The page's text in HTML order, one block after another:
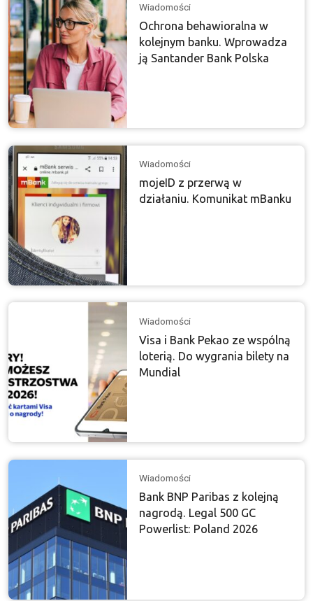
Wiadomości
Ochrona behawioralna w
kolejnym banku. Wprowadza
ją Santander Bank Polska
Wiadomości
mojeID z przerwą w
działaniu. Komunikat mBanku
Wiadomości
Visa i Bank Pekao ze wspólną
loterią. Do wygrania bilety na
Mundial
Wiadomości
Bank BNP Paribas z kolejną
nagrodą. Legal 500 GC
Powerlist: Poland 2026